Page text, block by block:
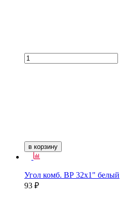
в корзину
Угол комб. ВР 32х1" белый
93 ₽